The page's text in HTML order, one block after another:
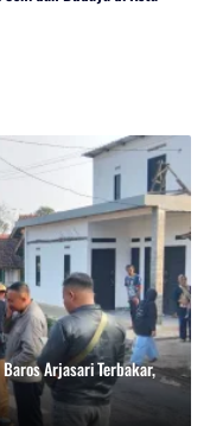
Arjasari Terbakar,